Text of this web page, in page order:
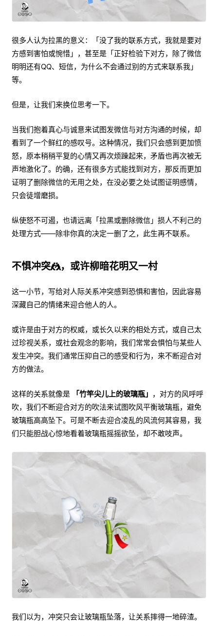
很多人认为拉黑的意义：「没了我的联系方式，我就是要对
方感到害怕或惋惜」，甚至是「正好检验下对方，除了微信
明明还有QQ、短信，为什么不会通过别的方式来联系我」
等。
但是，让我们来换位思考一下。
当我们抱着真心与诚意来试图发微信与对方沟通的时候，却
看到了一个鲜红的感叹号。这种情况，我们只会感到更加愤
怒，原本稍稍平复的心情又再次烦躁起来，矛盾也再次被无
声地激化了。的确，还有很多方式能找到对方，那反而更加
证明了删除微信的无用之处，在没必要之处试图证明感情，
只会徒增磨损。
纵使怒不可遏，也请远离「拉黑或删除微信」损人不利己的
处理方式——除非你真的决定一删了之，此生再不联系。
不惧冲突🤼，或许柳暗花明又一村
这一小节，写给对人际关系冲突感到恐惧和害怕，因此容易
深藏自己的情绪来迎合他人的人。
或许是由于对方的权威，或长久以来的相处方式，或自己太
过珍视关系，或社会观念的影响，我们常常会惧怕与某些人
发生冲突。我们通常压抑自己的感受和行为，来不断迎合对
方的做法。
这样的关系就像是 「竹竿尖儿上的玻璃瓶」 ，对方的风呼呼
吹，我们不断迎合对方的吹法来试图吹风平衡玻璃瓶，避免
玻璃瓶高高坠下。可是不断去迎合凌乱的风流何其容易，我
们只能胆战心惊地看着玻璃瓶摇摇欲坠，却不敢吱声。
我们以为，冲突只会让玻璃瓶坠落，让关系摔得一地碎渣。